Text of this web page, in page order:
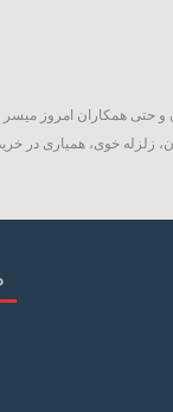
کنندگان و حتی همکاران
زلزله خوی، همیاری در